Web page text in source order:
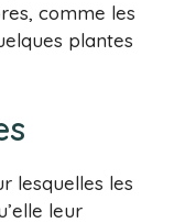
comme les
plantes
lesquelles les
leur